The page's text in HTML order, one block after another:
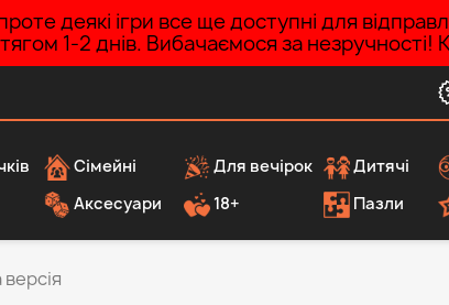
деякі ігри все ще доступні для
1-2 днів. Вибачаємося за
Сімейні Для вечірок Дитячі
Аксесуари
18+ Пазли